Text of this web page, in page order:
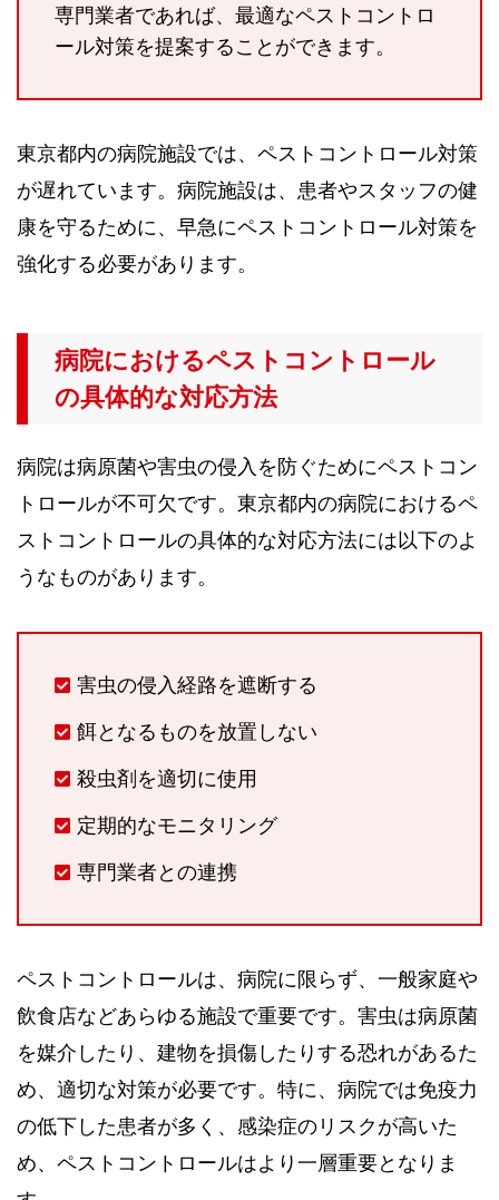
専門業者であれば、最適なペストコントロ
ール対策を提案することができます。
東京都内の病院施設では、ペストコントロール対策
が遅れています。病院施設は、患者やスタッフの健
康を守るために、早急にペストコントロール対策を
強化する必要があります。
病院におけるペストコントロール
の具体的な対応方法
病院は病原菌や害虫の侵入を防ぐためにペストコン
トロールが不可欠です。東京都内の病院におけるペ
ストコントロールの具体的な対応方法には以下のよ
うなものがあります。
害虫の侵入経路を遮断する
餌となるものを放置しない
殺虫剤を適切に使用
定期的なモニタリング
専門業者との連携
ペストコントロールは、病院に限らず、一般家庭や
飲食店などあらゆる施設で重要です。害虫は病原菌
を媒介したり、建物を損傷したりする恐れがあるた
め、適切な対策が必要です。特に、病院では免疫力
の低下した患者が多く、感染症のリスクが高いた
め、ペストコントロールはより一層重要となりま